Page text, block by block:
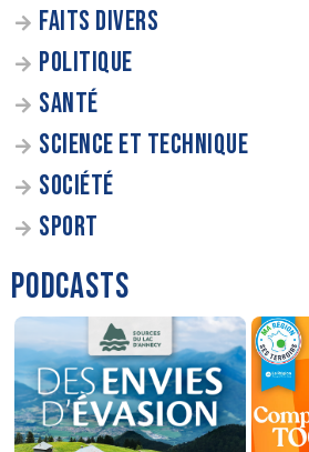
FAITS DIVERS
POLITIQUE
SANTÉ
SCIENCE ET TECHNIQUE
SOCIÉTÉ
SPORT
PODCASTS